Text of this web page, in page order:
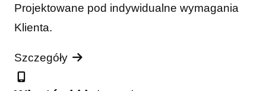
Projektowane pod indywidualne wymagania
Klienta.
Szczegóły